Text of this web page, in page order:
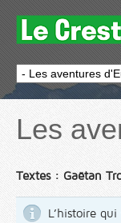
Les
Textes : Gaëtan
L’histoire